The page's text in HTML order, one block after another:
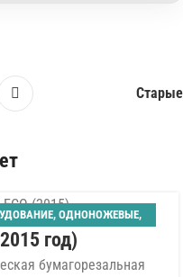
Старые
, ОДНОНОЖЕВЫЕ,
ММ
год)
бумагорезальная